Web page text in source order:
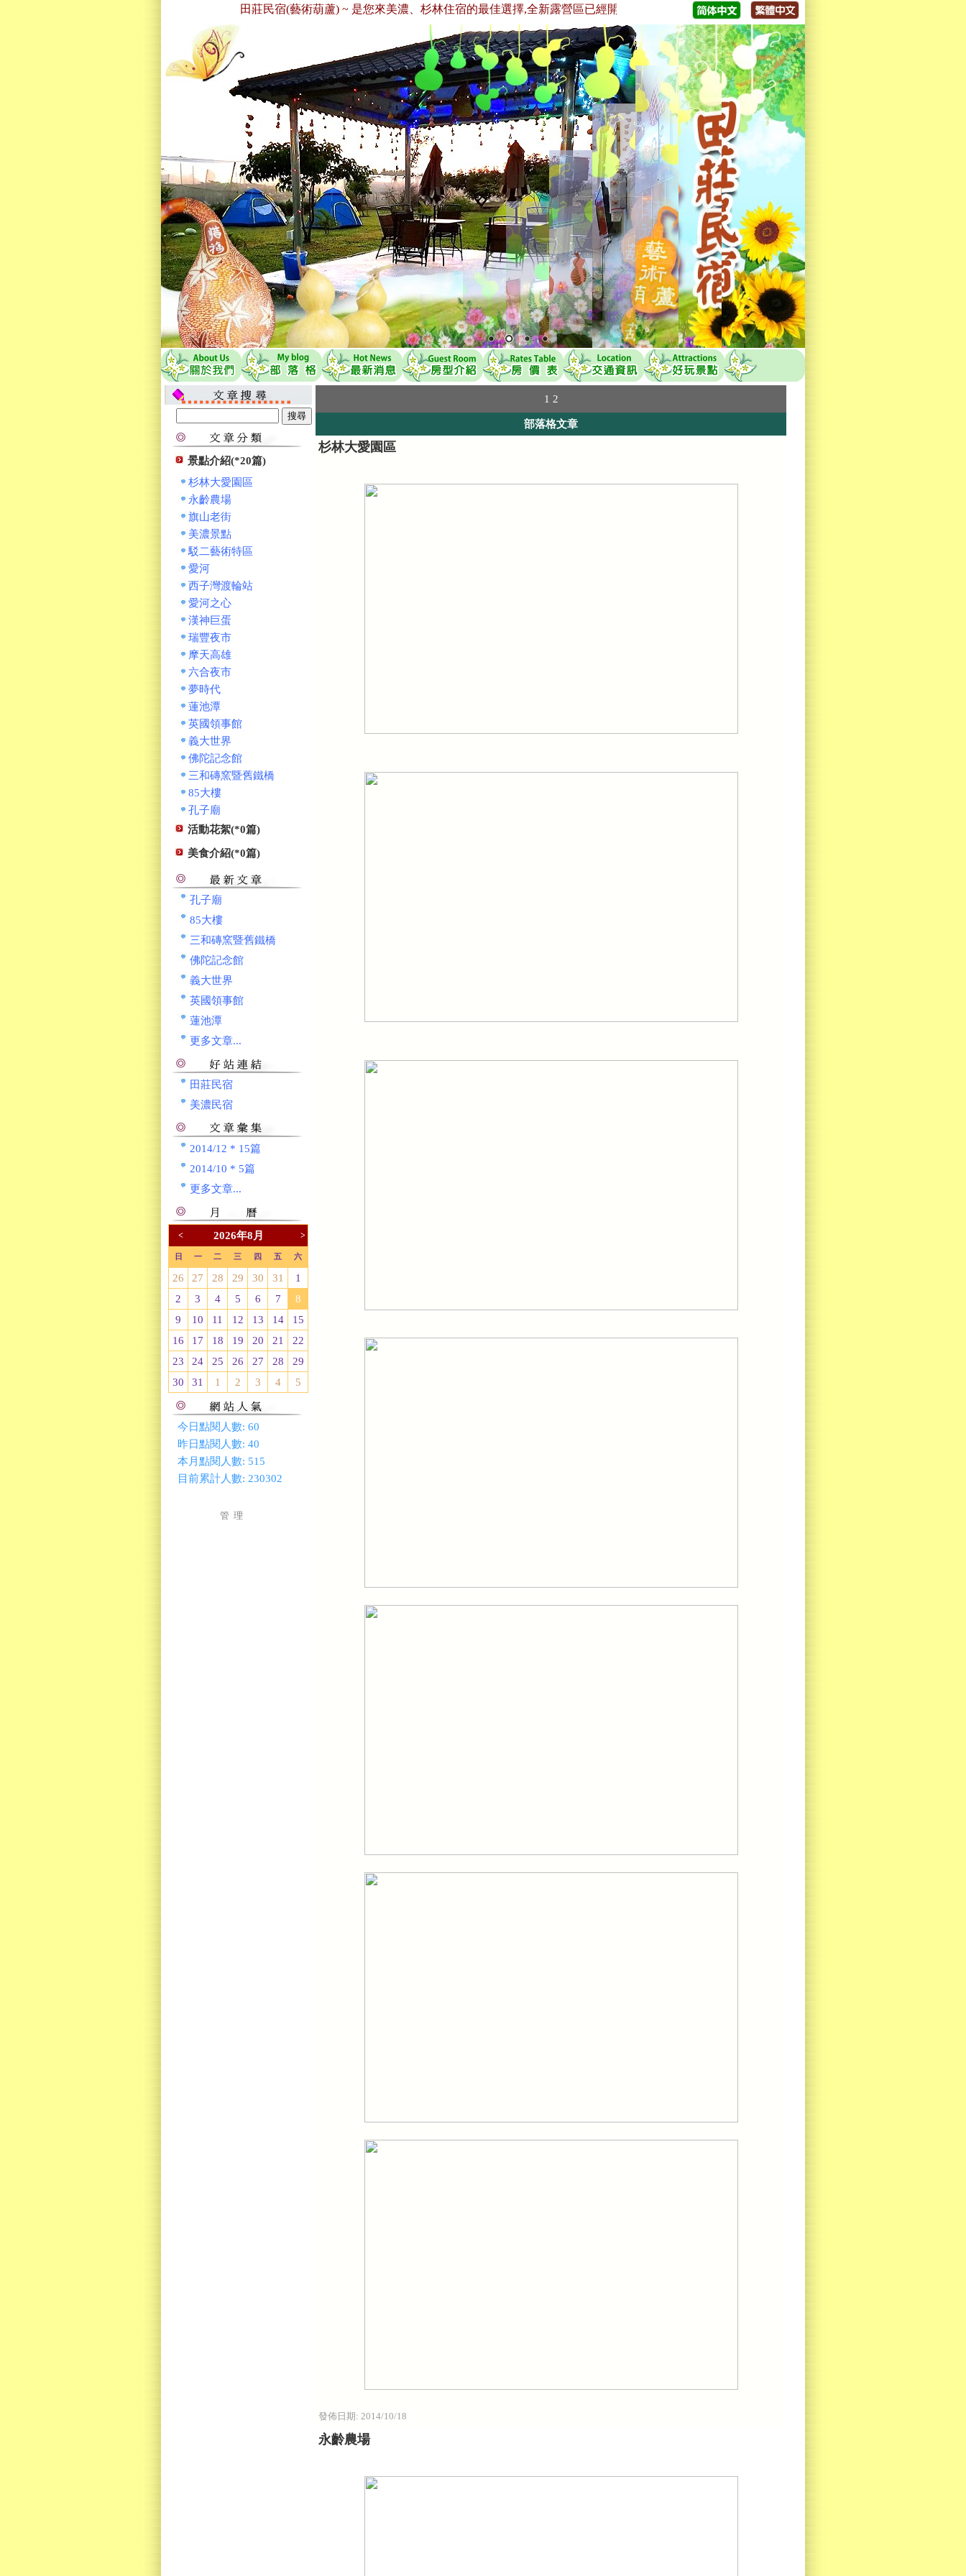
田莊民宿(藝術葫蘆) ~ 是您來美濃、杉林住宿的最佳選擇,全新露營區已經開放囉！歡迎大家來體驗，歡迎來電洽詢😁😁😁
景點介紹(*20篇)
杉林大愛園區
永齡農場
旗山老街
美濃景點
駁二藝術特區
愛河
西子灣渡輪站
愛河之心
漢神巨蛋
瑞豐夜市
摩天高雄
六合夜市
夢時代
蓮池潭
英國領事館
義大世界
佛陀記念館
三和磚窯暨舊鐵橋
85大樓
孔子廟
活動花絮(*0篇)
美食介紹(*0篇)
孔子廟
85大樓
三和磚窯暨舊鐵橋
佛陀記念館
義大世界
英國領事館
蓮池潭
更多文章...
田莊民宿
美濃民宿
2014/12 * 15篇
2014/10 * 5篇
更多文章...
< 2026年8月 >
日 一 二 三 四 五 六
26 27 28 29 30 31
1
2
3 4 5 6 7
8
9
10 11 12 13 14
15
16
17 18 19 20 21
22
23
24 25 26 27 28
29
30
31 1 2 3 4 5
今日點閱人數: 60
昨日點閱人數: 40
本月點閱人數: 515
目前累計人數: 230302
管 理
1 2
部落格文章
杉林大愛園區
發佈日期: 2014/10/18
永齡農場